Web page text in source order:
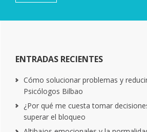
ENTRADAS RECIENTES
Cómo solucionar problemas y
Psicólogos Bilbao
¿Por qué me cuesta tomar
superar el bloqueo